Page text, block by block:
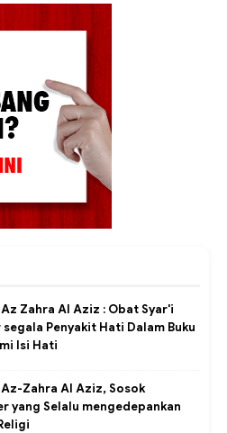
Zahra Al Aziz : Obat Syar'i
segala Penyakit Hati Dalam Buku
Isi Hati
Zahra Al Aziz, Sosok
yang Selalu mengedepankan